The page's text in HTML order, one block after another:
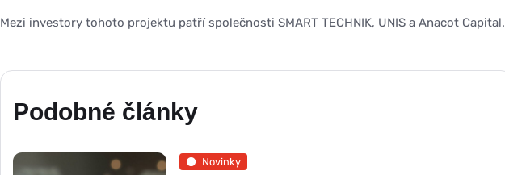
Mezi investory tohoto projektu patří společnosti SMART TECHNIK, UNIS a Anacot Capital.
Podobné články
Novinky